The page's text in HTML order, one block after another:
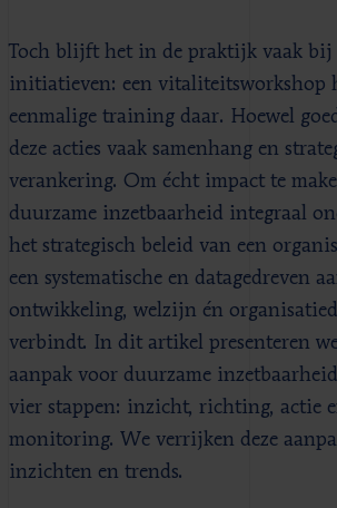
Toch blijft het in de praktijk vaak bij
initiatieven: een vitaliteitsworkshop
eenmalige training daar. Hoewel
deze acties vaak samenhang en
verankering. Om écht impact te
duurzame inzetbaarheid integraal
het strategisch beleid van een
een systematische en datagedreven
ontwikkeling, welzijn én
verbindt. In dit artikel presenteren
aanpak voor duurzame
vier stappen: inzicht, richting, actie
monitoring. We verrijken deze
inzichten en trends.